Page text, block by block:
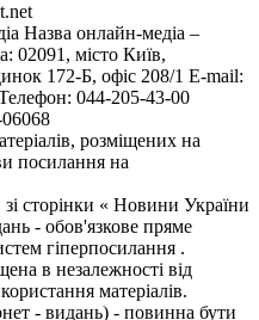
Назва онлайн-медіа –
02091, місто Київ,
172-Б, офіс 208/1 E-mail:
044-205-43-00
06068
розміщених на
посилання на
сторінки « Новини України
- обов'язкове пряме
гіперпосилання .
в незалежності від
матеріалів.
- видань) - повинна бути